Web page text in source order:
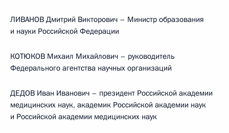
ЛИВАНОВ Дмитрий Викторович – Министр образования
и науки Российской Федерации
КОТЮКОВ Михаил Михайлович – руководитель
Федерального агентства научных организаций
ДЕДОВ Иван Иванович – президент Российской академии
медицинских наук, академик Российской академии наук
и Российской академии медицинских наук